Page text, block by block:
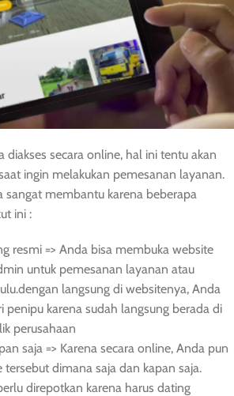
diakses secara online, hal ini tentu akan
ingin melakukan pemesanan layanan.
sangat membantu karena beberapa
ini :
resmi => Anda bisa membuka website
untuk pemesanan layanan atau
langsung di websitenya, Anda
penipu karena sudah langsung berada di
perusahaan
saja => Karena secara online, Anda pun
dimana saja dan kapan saja.
direpotkan karena harus dating